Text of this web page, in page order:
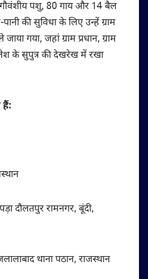
पशु, 80 गाय और 14 बैल
की सुविधा के लिए उन्हें ग्राम
गया, जहां ग्राम प्रधान, ग्राम
के सुपुत्र की देखरेख में रखा
हैं:
दौलतपुर रामनगर, बूंदी,
थाना पठान, राजस्थान